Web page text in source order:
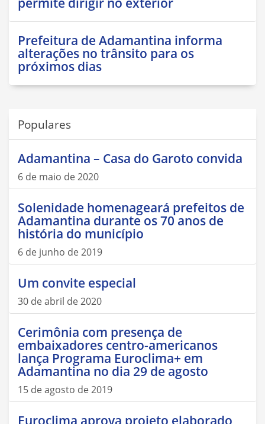
Prefeitura de Adamantina informa
alterações no trânsito para os
próximos dias
Populares
Adamantina – Casa do Garoto convida
6 de maio de 2020
Solenidade homenageará prefeitos de
Adamantina durante os 70 anos de
história do município
6 de junho de 2019
Um convite especial
30 de abril de 2020
Cerimônia com presença de
embaixadores centro-americanos
lança Programa Euroclima+ em
Adamantina no dia 29 de agosto
15 de agosto de 2019
Euroclima aprova projeto elaborado